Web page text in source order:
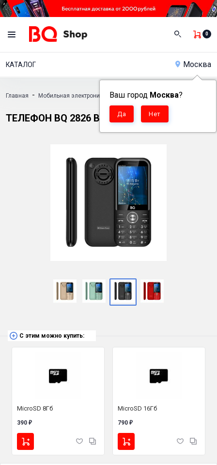
0
КАТАЛОГ Москва
Ваш город Москва?
Главная - Мобильная электроника - Кнопочные телефоны
ТЕЛЕФОН BQ 2826 BOOM POWER
С этим можно купить:
MicroSD 8Гб
390 ₽
MicroSD 16Гб
790 ₽